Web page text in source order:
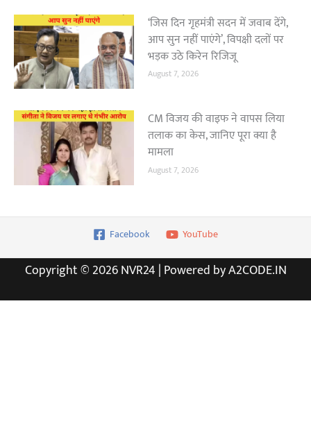
‘जिस दिन गृहमंत्री सदन में जवाब देंगे,
आप सुन नहीं पाएंगे’, विपक्षी दलों पर
भड़क उठे किरेन रिजिजू
August 7, 2026
CM विजय की वाइफ ने वापस लिया
तलाक का केस, जानिए पूरा क्या है
मामला
August 7, 2026
Facebook YouTube
Copyright © 2026 NVR24 | Powered by A2CODE.IN